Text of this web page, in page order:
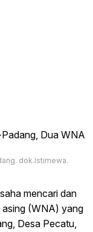
dok.Istimewa.
mencari dan
asing (WNA) yang
Desa Pecatu,